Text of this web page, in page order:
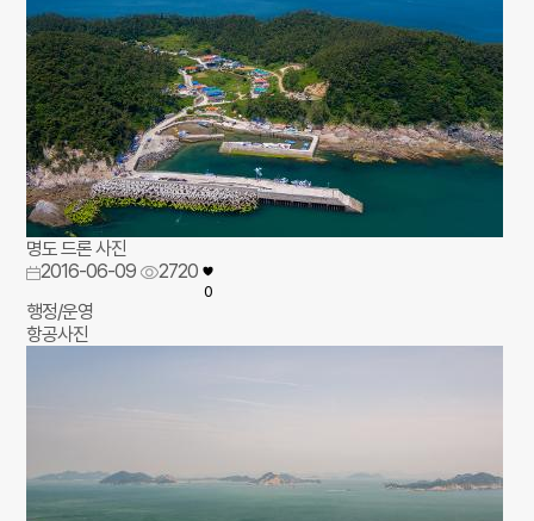
명도 드론 사진
2016-06-09
2720
0
행정/운영
항공사진